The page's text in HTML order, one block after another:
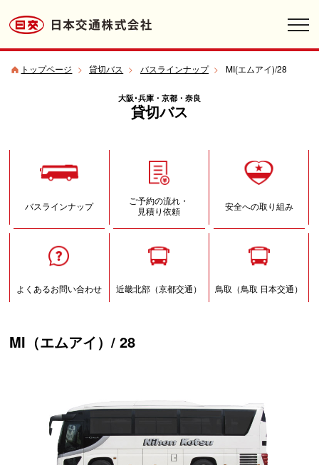
トップページ > 貸切バス > バスラインナップ > MI(エムアイ)/28
大阪･兵庫・京都・奈良
貸切バス
バスラインナップ
ご予約の流れ・
見積り依頼
安全への取り組み
よくあるお問い合わせ 近畿北部（京都交通） 鳥取（鳥取 日本交通）
MI（エムアイ）/ 28